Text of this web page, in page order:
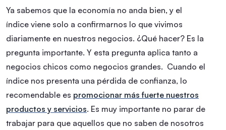
Ya sabemos que la economía no anda bien, y el
índice viene solo a confirmarnos lo que vivimos
diariamente en nuestros negocios. ¿Qué hacer? Es la
pregunta importante. Y esta pregunta aplica tanto a
negocios chicos como negocios grandes. Cuando el
índice nos presenta una pérdida de confianza, lo
recomendable es promocionar más fuerte nuestros
productos y servicios. Es muy importante no parar de
trabajar para que aquellos que no saben de nosotros